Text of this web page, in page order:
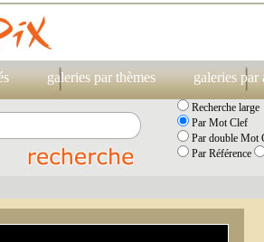
galeries par thèmes galeries par
Recherche large
Par Mot Clef
Par double Mot
Par Référence